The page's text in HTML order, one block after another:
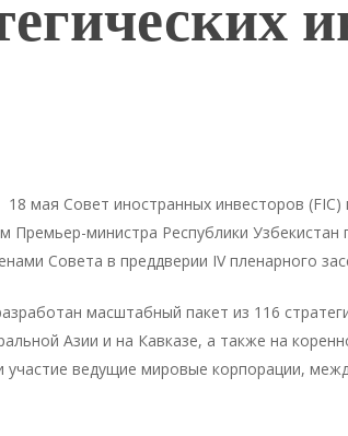
18 мая Совет иностранных инвесторов
Премьер-министра Республики
Совета в преддверии IV пленарного
масштабный пакет из 116
Азии и на Кавказе, а также на
участие ведущие мировые корпорации,